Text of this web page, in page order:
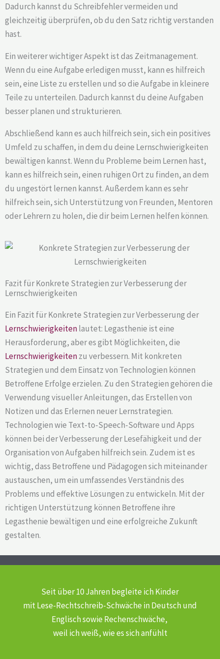
Dadurch kannst du Schreibfehler vermeiden und
gleichzeitig überprüfen, ob du den Satz richtig verstanden
hast.
Ein weiterer wichtiger Aspekt ist das Zeitmanagement.
Wenn du eine Aufgabe erledigen musst, kann es hilfreich
sein, eine Liste zu erstellen und so die Aufgabe in kleinere
Teile zu unterteilen. Dadurch kannst du deine Aufgaben
besser planen und strukturieren.
Abschließend kann es auch hilfreich sein, sich ein positives
Umfeld zu schaffen, in dem du deine Lernschwierigkeiten
bewältigen kannst. Wenn du Probleme beim Lernen hast,
kann es hilfreich sein, einen ruhigen Ort zu finden, an dem
du ungestört lernen kannst. Außerdem kann es sehr
hilfreich sein, sich Unterstützung von Freunden, Mentoren
oder Lehrern zu holen, die dir beim Lernen helfen können.
Fazit für Konkrete Strategien zur Verbesserung der
Lernschwierigkeiten
Ein Fazit für Konkrete Strategien zur Verbesserung der
Lernschwierigkeitenlautet: Legasthenie ist eine
Herausforderung, aber es gibt Möglichkeiten, die
Lernschwierigkeitenzu verbessern. Mit konkreten
Strategien und dem Einsatz von Technologien können
Betroffene Erfolge erzielen. Zu den Strategien gehören die
Verwendung visueller Anleitungen, das Erstellen von
Notizen und das Erlernen neuer Lernstrategien.
Technologien wie Text-to-Speech-Software und Apps
können bei der Verbesserung der Lesefähigkeit und der
Organisation von Aufgaben hilfreich sein. Zudem ist es
wichtig, dass Betroffene und Pädagogen sich miteinander
austauschen, um ein umfassendes Verständnis des
Problems und effektive Lösungen zu entwickeln. Mit der
richtigen Unterstützung können Betroffene ihre
Legasthenie bewältigen und eine erfolgreiche Zukunft
gestalten.
Seit über 10 Jahren begleite ich Kinder
mit Lese-Rechtschreib-Schwächein Deutsch und
Englisch sowie Rechenschwäche,
weil ich weiß, wie es sich anfühlt